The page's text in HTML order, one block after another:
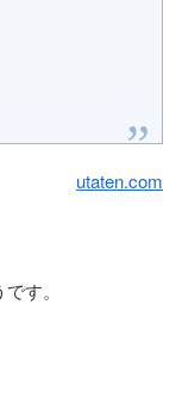
utaten.com
す。